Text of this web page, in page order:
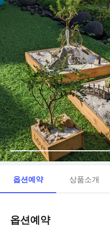
옵션예약 상품소개
옵션예약